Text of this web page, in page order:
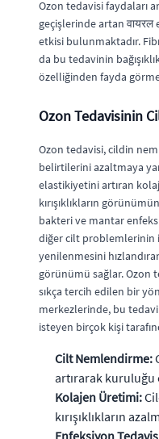
Ozon tedavisi faydaları
geçişlerinde artan
etkisi bulunmaktadır.
da bu tedavinin
özelliğinden fayda
Ozon Tedavisinin
Ozon tedavisi, cildin
belirtilerini azaltmaya
elastikiyetini artıran
kırışıklıkların
bakteri ve mantar
diğer cilt problemlerinin
yenilenmesini
görünümü sağlar. Ozon
sıkça tercih edilen bir
merkezlerinde, bu
isteyen birçok kişi
Cilt Nemlendirme:
artırarak kuruluğu
Kolajen Üretimi:
kırışıklıkların
Enfeksiyon